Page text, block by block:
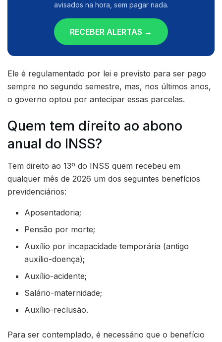
avisados na hora, sem pagar nada.
RECEBER ALERTAS →
Ele é regulamentado por lei e previsto para ser pago
sempre no segundo semestre, mas, nos últimos anos,
o governo optou por antecipar essas parcelas.
Quem tem direito ao abono
anual do INSS?
Tem direito ao 13º do INSS quem recebeu em
qualquer mês de 2026 um dos seguintes benefícios
previdenciários:
Aposentadoria;
Pensão por morte;
Auxílio por incapacidade temporária (antigo
auxílio-doença);
Auxílio-acidente;
Salário-maternidade;
Auxílio-reclusão.
Para ser contemplado, é necessário que o benefício